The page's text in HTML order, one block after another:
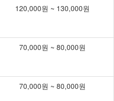
120,000원 ~ 130,000원
70,000원 ~ 80,000원
70,000원 ~ 80,000원